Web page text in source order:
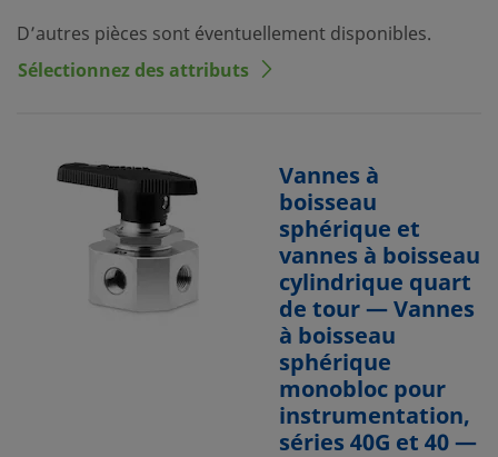
D’autres pièces sont éventuellement disponibles.
Sélectionnez des attributs
Vannes à
boisseau
sphérique et
vannes à boisseau
cylindrique quart
de tour — Vannes
à boisseau
sphérique
monobloc pour
instrumentation,
séries 40G et 40 —